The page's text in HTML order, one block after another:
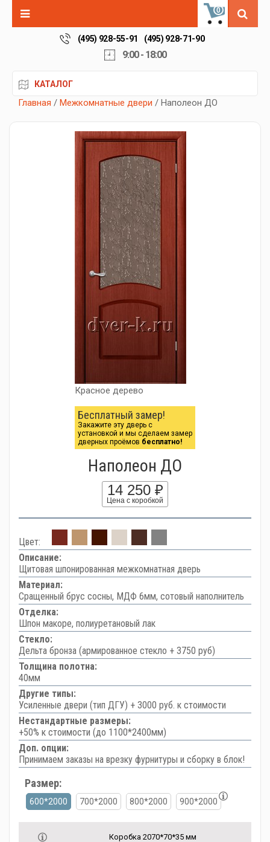
0
(495) 928-55-91 (495) 928-71-90
9:00 - 18:00
КАТАЛОГ
Главная / Межкомнатные двери / Наполеон ДО
Красное дерево
Бесплатный замер!
Закажите эту дверь с
установкой и мы сделаем замер
дверных проёмов бесплатно!
Наполеон ДО
14 250 ₽
Цена с коробкой
Цвет:
Описание:
Щитовая шпонированная межкомнатная дверь
Материал:
Сращенный брус сосны, МДФ 6мм, сотовый наполнитель
Отделка:
Шпон макоре, полиуретановый лак
Стекло:
Дельта бронза (армированное стекло + 3750 руб)
Толщина полотна:
40мм
Другие типы:
Усиленные двери (тип ДГУ) + 3000 руб. к стоимости
Нестандартные размеры:
+50% к стоимости (до 1100*2400мм)
Доп. опции:
Принимаем заказы на врезку фурнитуры и сборку в блок!
Размер:
600*2000 700*2000 800*2000 900*2000
Коробка 2070*70*35 мм